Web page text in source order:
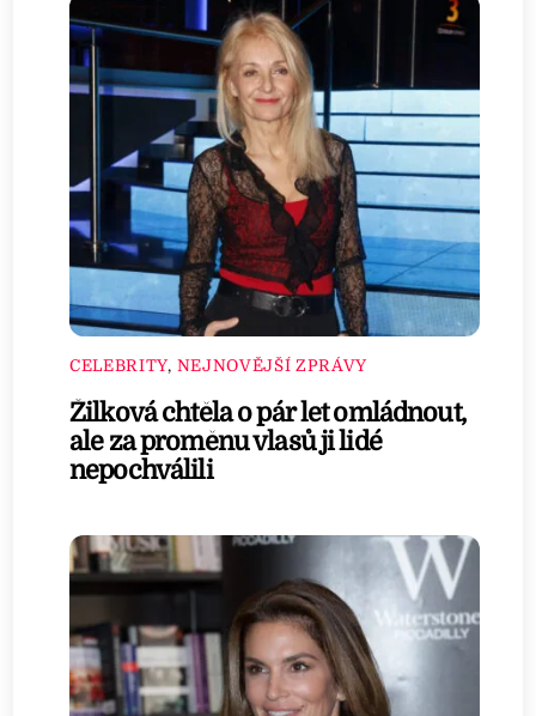
CELEBRITY, NEJNOVĚJŠÍ ZPRÁVY
Žilková chtěla o pár let omládnout,
ale za proměnu vlasů ji lidé
nepochválili